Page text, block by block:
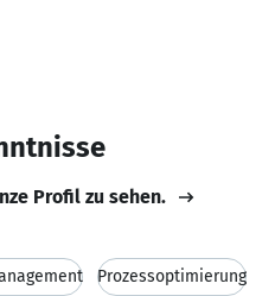
Profil zu sehen.
Prozessoptimierung